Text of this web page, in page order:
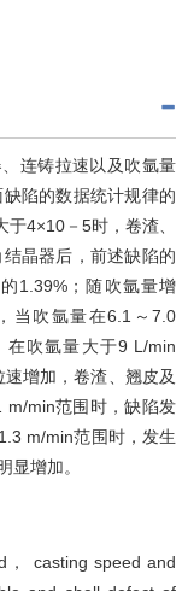
连铸拉速以及吹氩量
陷的数据统计规律的
4×10－5时，卷渣、
晶器后，前述缺陷的
1.39%；随吹氩量增
当吹氩量在6.1～7.0
在吹氩量大于9 L/min
增加，卷渣、翘皮及
m/min范围时，缺陷发
m/min范围时，发生
显增加。
， casting speed and